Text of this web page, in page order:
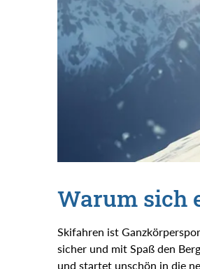
Warum sich
Skifahren ist
sicher und mit Spaß den
und startet unschön in die